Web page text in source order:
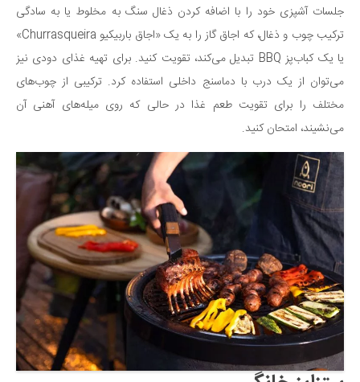
جلسات آشپزی خود را با اضافه کردن ذغال سنگ به مخلوط یا به سادگی
ترکیب چوب و ذغال، که اجاق گاز را به یک «اجاق باربیکیو Churrasqueira»
یا یک کباب‌پز BBQ تبدیل می‌کند، تقویت کنید. برای تهیه غذای دودی نیز
می‌توان از یک درب با دماسنج داخلی استفاده کرد. ترکیبی از چوب‌های
مختلف را برای تقویت طعم غذا در حالی که روی میله‌های آهنی آن
می‌نشیند، امتحان کنید.